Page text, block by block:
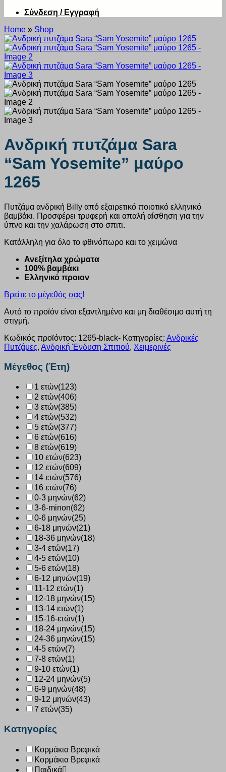
Σύνδεση / Εγγραφή
Home » Shop
Ανδρική πυτζάμα Sara
“Sam Yosemite” μαύρο
1265
Πυτζάμα ανδρική Billy από εξαιρετικό ποιοτικό ελληνικό
βαμβάκι. Προσφέρει τρυφερή και απαλή αίσθηση για την
ύπνο και την χαλάρωση στο σπιτι.
Κατάλληλη για όλο το φθινόπωρο και το χειμώνα
Ανεξίτηλα χρώματα
100% βαμβάκι
Ελληνικό προιον
Βρείτε το μέγεθός σας!
Αυτό το προϊόν είναι εξαντλημένο και μη διαθέσιμο αυτή τη
στιγμή.
Κωδικός προϊόντος: 1265-black- Κατηγορίες: Ανδρικές
Πυτζάμες, Ανδρική Ένδυση Σπιτιού, Χειμερινές
Μέγεθος (Έτη)
1 ετών(123)
2 ετών(406)
3 ετών(385)
4 ετών(532)
5 ετών(377)
6 ετών(616)
8 ετών(619)
10 ετών(623)
12 ετών(609)
14 ετών(576)
16 ετών(76)
0-3 μηνών(62)
3-6-minon(62)
0-6 μηνών(25)
6-18 μηνών(21)
18-36 μηνών(18)
3-4 ετών(17)
4-5 ετών(10)
5-6 ετών(18)
6-12 μηνών(19)
11-12 ετών(1)
12-18 μηνών(15)
13-14 ετών(1)
15-16-ετών(1)
18-24 μηνών(15)
24-36 μηνών(15)
4-5 ετών(7)
7-8 ετών(1)
9-10 ετών(1)
12-24 μηνών(5)
6-9 μηνών(48)
9-12 μηνών(43)
7 ετών(35)
Κατηγορίες
Κορμάκια Βρεφικά
Κορμάκια Βρεφικά
Παιδικά